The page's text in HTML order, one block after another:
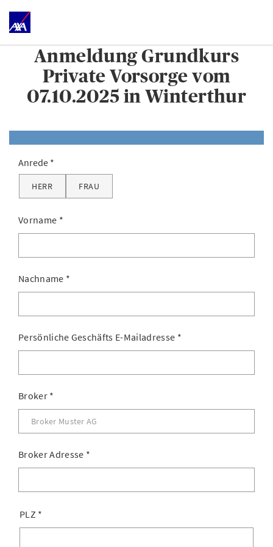
Anmeldung Grundkurs
Private Vorsorge vom
07.10.2025 in Winterthur
Anrede
HERR FRAU
Vorname *
Nachname *
Persönliche Geschäfts E-Mailadresse *
Broker *
Broker Adresse *
PLZ *